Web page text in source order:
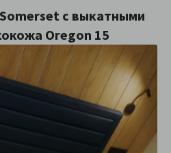
с выкатными
Oregon 15